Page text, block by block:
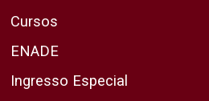
Cursos
ENADE
Ingresso Especial